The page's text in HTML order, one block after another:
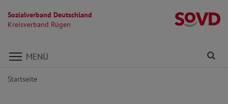
Sozialverband Deutschland
Kreisverband Rügen
Direkt zu den Inhalten springen
MENÜ
Startseite